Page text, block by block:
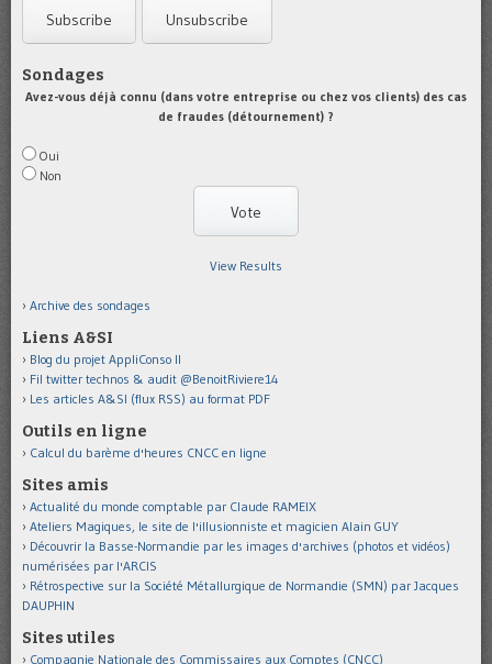
Sondages
Avez-vous déjà connu (dans votre entreprise ou chez vos clients) des cas
de fraudes (détournement) ?
Oui
Non
View Results
Archive des sondages
Liens A&SI
Blog du projet AppliConso II
Fil twitter technos & audit @BenoitRiviere14
Les articles A&SI (flux RSS) au format PDF
Outils en ligne
Calcul du barème d'heures CNCC en ligne
Sites amis
Actualité du monde comptable par Claude RAMEIX
Ateliers Magiques, le site de l'illusionniste et magicien Alain GUY
Découvrir la Basse-Normandie par les images d'archives (photos et vidéos)
numérisées par l'ARCIS
Rétrospective sur la Société Métallurgique de Normandie (SMN) par Jacques
DAUPHIN
Sites utiles
Compagnie Nationale des Commissaires aux Comptes (CNCC)